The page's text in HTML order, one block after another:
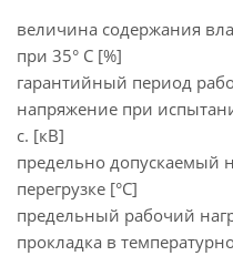
величина содержания
при 35° C [%]
гарантийный период
напряжение при
с. [кВ]
предельно допускаемый
перегрузке [°С]
предельный рабочий
прокладка в